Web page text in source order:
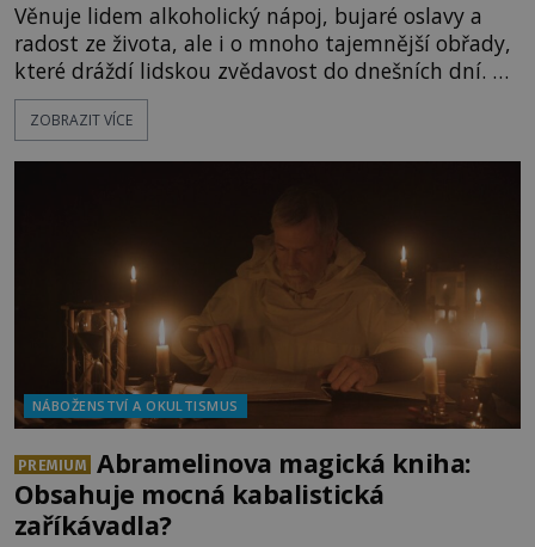
Věnuje lidem alkoholický nápoj, bujaré oslavy a
radost ze života, ale i o mnoho tajemnější obřady,
které dráždí lidskou zvědavost do dnešních dní. Co
doopravdy představuje bůh, jemuž Římané říkají
Bakchus? Mytologický příběh řeckého boha
ZOBRAZIT VÍCE
NÁBOŽENSTVÍ A OKULTISMUS
PREMIUM
Abramelinova magická kniha:
Obsahuje mocná kabalistická
zaříkávadla?